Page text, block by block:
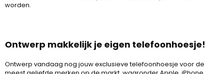
worden.
Ontwerp makkelijk je eigen telefoonhoesje!
Ontwerp vandaag nog jouw exclusieve telefoonhoesje voor de